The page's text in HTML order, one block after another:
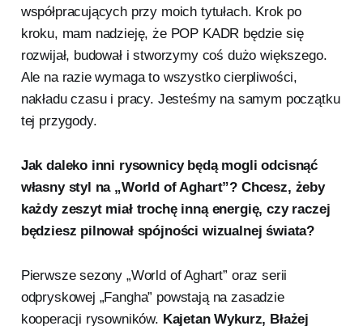
współpracujących przy moich tytułach. Krok po
kroku, mam nadzieję, że POP KADR będzie się
rozwijał, budował i stworzymy coś dużo większego.
Ale na razie wymaga to wszystko cierpliwości,
nakładu czasu i pracy. Jesteśmy na samym początku
tej przygody.
Jak daleko inni rysownicy będą mogli odcisnąć
własny styl na „World of Aghart”? Chcesz, żeby
każdy zeszyt miał trochę inną energię, czy raczej
będziesz pilnował spójności wizualnej świata?
Pierwsze sezony „World of Aghart” oraz serii
odpryskowej „Fangha” powstają na zasadzie
kooperacji rysowników. Kajetan Wykurz, Błażej